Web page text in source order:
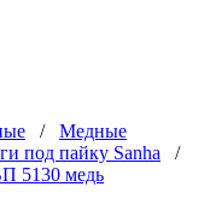
/ Медные
под пайку Sanha /
5130 медь